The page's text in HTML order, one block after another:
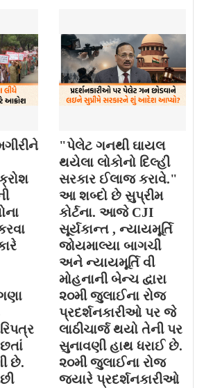
છે.
"પેલેટ ગનથી ઘાયલ
થયેલા લોકોનો દિલ્હી
સરકાર ઈલાજ કરાવે."
આ શબ્દો છે સુપ્રીમ
કોર્ટના. આજે CJI
સૂર્યકાન્ત , ન્યાયમૂર્તિ
જોયમાલ્યા બાગચી
અને ન્યાયમૂર્તિ વી
મોહનાની બેન્ચ દ્વારા
૨૦મી જુલાઈના રોજ
પ્રદર્શનકારીઓ પર જે
લાઠીચાર્જ થયો તેની પર
સુનાવણી હાથ ધરાઈ છે.
૨૦મી જુલાઈના રોજ
જયારે પ્રદર્શનકારીઓ